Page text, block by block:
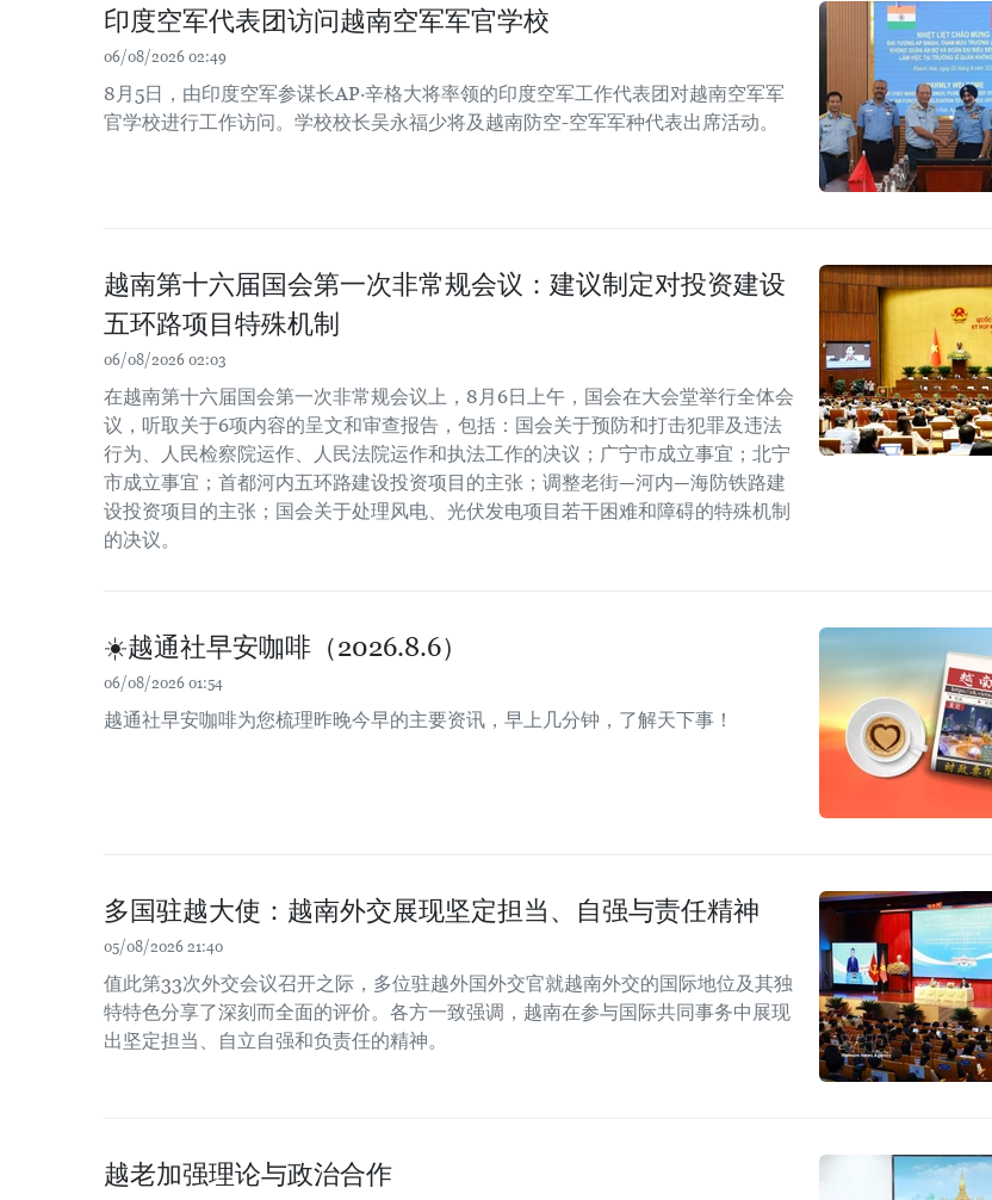
印度空军代表团访问越南空军军官学校
06/08/2026 02:49
8月5日，由印度空军参谋长AP·辛格大将率领的印度空军工作代表团对越南空军军
官学校进行工作访问。学校校长吴永福少将及越南防空-空军军种代表出席活动。
越南第十六届国会第一次非常规会议：建议制定对投资建设
五环路项目特殊机制
06/08/2026 02:03
在越南第十六届国会第一次非常规会议上，8月6日上午，国会在大会堂举行全体会
议，听取关于6项内容的呈文和审查报告，包括：国会关于预防和打击犯罪及违法
行为、人民检察院运作、人民法院运作和执法工作的决议；广宁市成立事宜；北宁
市成立事宜；首都河内五环路建设投资项目的主张；调整老街—河内—海防铁路建
设投资项目的主张；国会关于处理风电、光伏发电项目若干困难和障碍的特殊机制
的决议。
☀️越通社早安咖啡（2026.8.6）
06/08/2026 01:54
越通社早安咖啡为您梳理昨晚今早的主要资讯，早上几分钟，了解天下事！
多国驻越大使：越南外交展现坚定担当、自强与责任精神
05/08/2026 21:40
值此第33次外交会议召开之际，多位驻越外国外交官就越南外交的国际地位及其独
特特色分享了深刻而全面的评价。各方一致强调，越南在参与国际共同事务中展现
出坚定担当、自立自强和负责任的精神。
越老加强理论与政治合作